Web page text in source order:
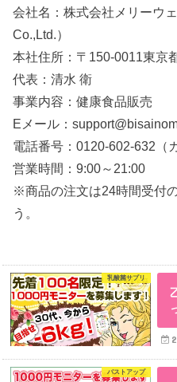
会社名：株式会社メリーウ
Co.,Ltd.）
本社住所：〒150-0011東京
代表：清水 衛
事業内容：健康食品販売
Eメール：
電話番号：0120-602-632（
営業時間：9:00～21:00
※商品の注文は24時間受付
う。
乳酸菌サプリ
バストアップ